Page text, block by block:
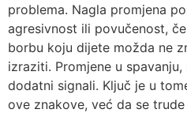
problema. Nagla promjena
agresivnost ili povučenost,
borbu koju dijete možda ne
izraziti. Promjene u
dodatni signali. Ključ je u
ove znakove, već da se